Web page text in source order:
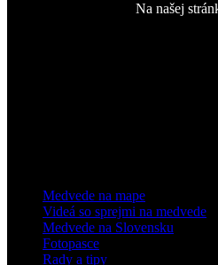
Na našej
Medvede na mape
Videá so sprejmi na medvede
Medvede na Slovensku
Fotopasce
Rady a tipy